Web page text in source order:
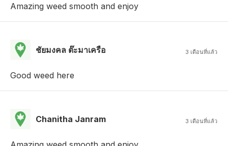
Amazing weed smooth and enjoy
ชัยมงคล ต๊ะมาเครือ 3 เดือนที่แล้ว
Good weed here
Chanitha Janram 3 เดือนที่แล้ว